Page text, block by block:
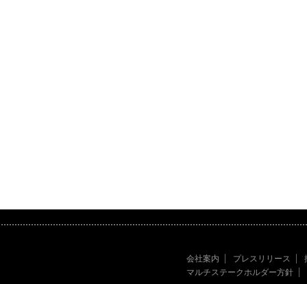
会社案内 プレスリリース
マルチステークホルダー方針